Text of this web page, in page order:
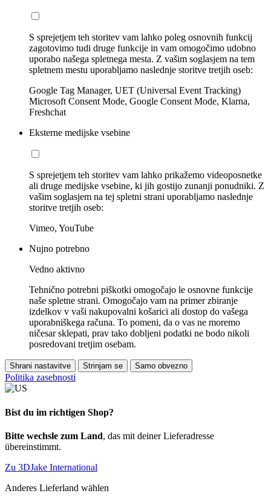
S sprejetjem teh storitev vam lahko poleg osnovnih funkcij
zagotovimo tudi druge funkcije in vam omogočimo udobno
uporabo našega spletnega mesta. Z vašim soglasjem na tem
spletnem mestu uporabljamo naslednje storitve tretjih oseb:
Google Tag Manager, UET (Universal Event Tracking)
Microsoft Consent Mode, Google Consent Mode, Klarna,
Freshchat
Eksterne medijske vsebine
S sprejetjem teh storitev vam lahko prikažemo videoposnetke
ali druge medijske vsebine, ki jih gostijo zunanji ponudniki. Z
vašim soglasjem na tej spletni strani uporabljamo naslednje
storitve tretjih oseb:
Vimeo, YouTube
Nujno potrebno
Vedno aktivno
Tehnično potrebni piškotki omogočajo le osnovne funkcije
naše spletne strani. Omogočajo vam na primer zbiranje
izdelkov v vaši nakupovalni košarici ali dostop do vašega
uporabniškega računa. To pomeni, da o vas ne moremo
ničesar sklepati, prav tako dobljeni podatki ne bodo nikoli
posredovani tretjim osebam.
Shrani nastavitve Strinjam se Samo obvezno
Politika zasebnosti
Bist du im richtigen Shop?
Bitte wechsle zum Land, das mit deiner Lieferadresse
übereinstimmt.
Zu 3DJake International
Anderes Lieferland wählen